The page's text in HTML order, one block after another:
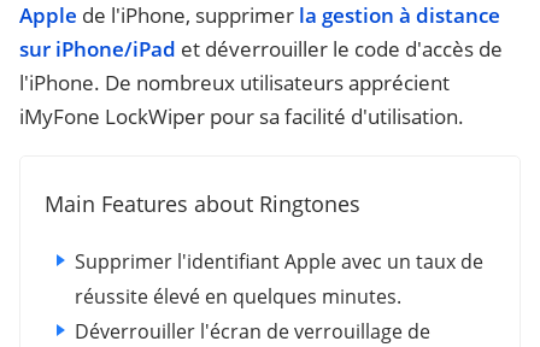
Apple de l'iPhone, supprimer la gestion à distance
sur iPhone/iPad et déverrouiller le code d'accès de
l'iPhone. De nombreux utilisateurs apprécient
iMyFone LockWiper pour sa facilité d'utilisation.
Main Features about Ringtones
Supprimer l'identifiant Apple avec un taux de
réussite élevé en quelques minutes.
Déverrouiller l'écran de verrouillage de